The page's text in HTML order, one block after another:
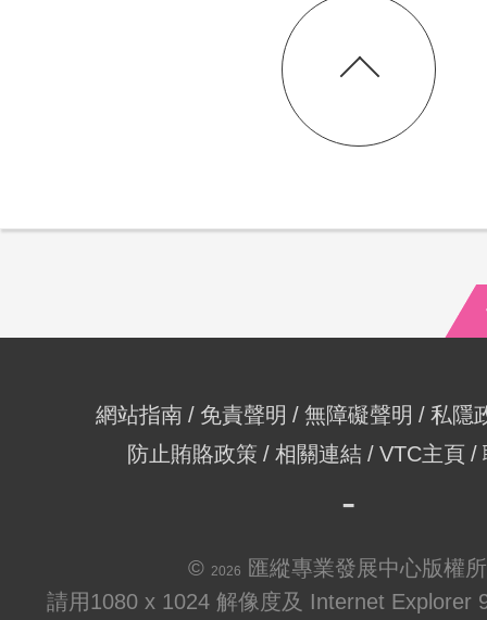
網站指南 免責聲明 無障礙聲明
私隱
防止賄賂政策
相關連結 VTC主頁
© 2026
匯縱專業發展中心版權
請用1080 x 1024 解像度及 Internet Explorer